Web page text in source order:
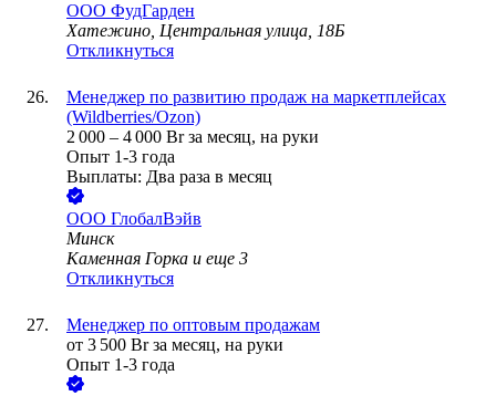
ООО ФудГарден
Хатежино, Центральная улица, 18Б
Откликнуться
Менеджер по развитию продаж на маркетплейсах
(Wildberries/Ozon)
2 000 – 4 000 Br за месяц, на руки
Опыт 1-3 года
Выплаты: Два раза в месяц
ООО ГлобалВэйв
Минск
Каменная Горка и еще 3
Откликнуться
Менеджер по оптовым продажам
от 3 500 Br за месяц, на руки
Опыт 1-3 года